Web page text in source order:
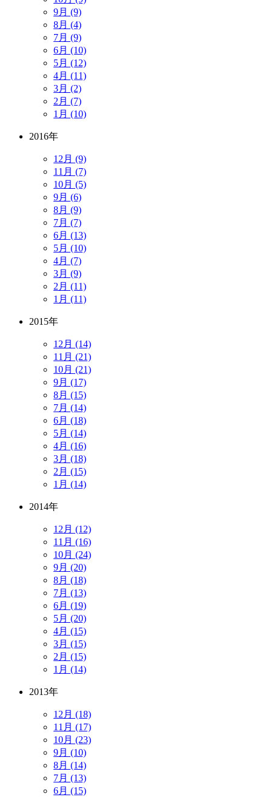
9月 (9)
8月 (4)
7月 (9)
6月 (10)
5月 (12)
4月 (11)
3月 (2)
2月 (7)
1月 (10)
2016年
12月 (9)
11月 (7)
10月 (5)
9月 (6)
8月 (9)
7月 (7)
6月 (13)
5月 (10)
4月 (7)
3月 (9)
2月 (11)
1月 (11)
2015年
12月 (14)
11月 (21)
10月 (21)
9月 (17)
8月 (15)
7月 (14)
6月 (18)
5月 (14)
4月 (16)
3月 (18)
2月 (15)
1月 (14)
2014年
12月 (12)
11月 (16)
10月 (24)
9月 (20)
8月 (18)
7月 (13)
6月 (19)
5月 (20)
4月 (15)
3月 (15)
2月 (15)
1月 (14)
2013年
12月 (18)
11月 (17)
10月 (23)
9月 (10)
8月 (14)
7月 (13)
6月 (15)